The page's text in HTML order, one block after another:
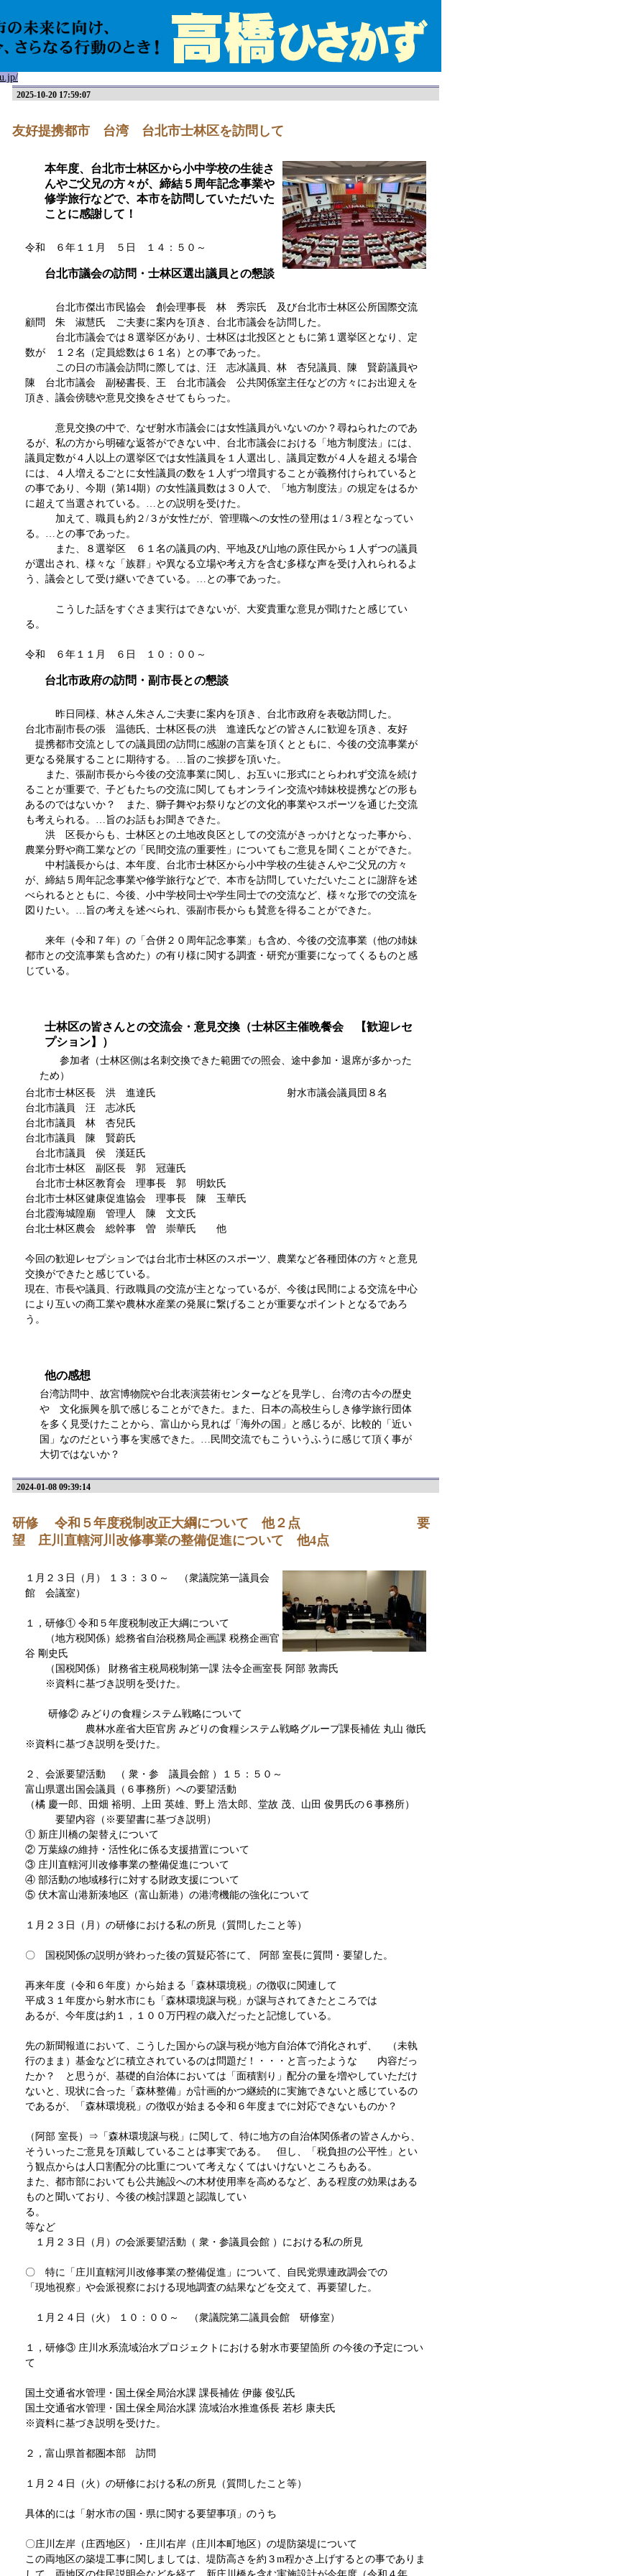
2025-10-20 17:59:07
友好提携都市 台湾 台北市士林区を訪問して
本年度、台北市士林区から小中学校の生徒さ
んやご父兄の方々が、締結５周年記念事業や
修学旅行などで、本市を訪問していただいた
ことに感謝して！
令和 ６年１１月 ５日 １４：５０～
台北市議会の訪問・士林区選出議員との懇談
台北市傑出市民協会 創会理事長 林 秀宗氏 及び台北市士林区公所国際交流
顧問 朱 淑慧氏 ご夫妻に案内を頂き、台北市議会を訪問した。
台北市議会では８選挙区があり、士林区は北投区とともに第１選挙区となり、定
数が １２名（定員総数は６１名）との事であった。
この日の市議会訪問に際しては、汪 志冰議員、林 杏兒議員、陳 賢蔚議員や
陳 台北市議会 副秘書長、王 台北市議会 公共関係室主任などの方々にお出迎えを
頂き、議会傍聴や意見交換をさせてもらった。
意見交換の中で、なぜ射水市議会には女性議員がいないのか？尋ねられたのであ
るが、私の方から明確な返答ができない中、台北市議会における「地方制度法」には、
議員定数が４人以上の選挙区では女性議員を１人選出し、議員定数が４人を超える場合
には、４人増えるごとに女性議員の数を１人ずつ増員することが義務付けられていると
の事であり、今期（第14期）の女性議員数は３０人で、「地方制度法」の規定をはるか
に超えて当選されている。…との説明を受けた。
加えて、職員も約２/３が女性だが、管理職への女性の登用は１/３程となってい
る。…との事であった。
また、８選挙区 ６１名の議員の内、平地及び山地の原住民から１人ずつの議員
が選出され、様々な「族群」や異なる立場や考え方を含む多様な声を受け入れられるよ
う、議会として受け継いできている。…との事であった。
こうした話をすぐさま実行はできないが、大変貴重な意見が聞けたと感じてい
る。
令和 ６年１１月 ６日 １０：００～
台北市政府の訪問・副市長との懇談
昨日同様、林さん朱さんご夫妻に案内を頂き、台北市政府を表敬訪問した。
台北市副市長の張 温徳氏、士林区長の洪 進達氏などの皆さんに歓迎を頂き、友好
提携都市交流としての議員団の訪問に感謝の言葉を頂くとともに、今後の交流事業が
更なる発展することに期待する。…旨のご挨拶を頂いた。
また、張副市長から今後の交流事業に関し、お互いに形式にとらわれず交流を続け
ることが重要で、子どもたちの交流に関してもオンライン交流や姉妹校提携などの形も
あるのではないか？ また、獅子舞やお祭りなどの文化的事業やスポーツを通じた交流
も考えられる。…旨のお話もお聞きできた。
洪 区長からも、士林区との土地改良区としての交流がきっかけとなった事から、
農業分野や商工業などの「民間交流の重要性」についてもご意見を聞くことができた。
中村議長からは、本年度、台北市士林区から小中学校の生徒さんやご父兄の方々
が、締結５周年記念事業や修学旅行などで、本市を訪問していただいたことに謝辞を述
べられるとともに、今後、小中学校同士や学生同士での交流など、様々な形での交流を
図りたい。…旨の考えを述べられ、張副市長からも賛意を得ることができた。
来年（令和７年）の「合併２０周年記念事業」も含め、今後の交流事業（他の姉妹
都市との交流事業も含めた）の有り様に関する調査・研究が重要になってくるものと感
じている。
士林区の皆さんとの交流会・意見交換（士林区主催晩餐会 【歓迎レセ
プション】）
参加者（士林区側は名刺交換できた範囲での照会、途中参加・退席が多かった
ため）
台北市士林区長 洪 進達氏 射水市議会議員団８名
台北市議員 汪 志冰氏
台北市議員 林 杏兒氏
台北市議員 陳 賢蔚氏
台北市議員 侯 漢廷氏
台北市士林区 副区長 郭 冠蓮氏
台北市士林区教育会 理事長 郭 明欽氏
台北市士林区健康促進協会 理事長 陳 玉華氏
台北霞海城隍廟 管理人 陳 文文氏
台北士林区農会 総幹事 曽 崇華氏 他
今回の歓迎レセプションでは台北市士林区のスポーツ、農業など各種団体の方々と意見
交換ができたと感じている。
現在、市長や議員、行政職員の交流が主となっているが、今後は民間による交流を中心
により互いの商工業や農林水産業の発展に繋げることが重要なポイントとなるであろ
う。
他の感想
台湾訪問中、故宮博物院や台北表演芸術センターなどを見学し、台湾の古今の歴史
や 文化振興を肌で感じることができた。また、日本の高校生らしき修学旅行団体
を多く見受けたことから、富山から見れば「海外の国」と感じるが、比較的「近い
国」なのだという事を実感できた。…民間交流でもこういうふうに感じて頂く事が
大切ではないか？
2024-01-08 09:39:14
研修 令和５年度税制改正大綱について 他２点 要
望 庄川直轄河川改修事業の整備促進について 他4点
１月２３日（月） １３：３０～ （衆議院第一議員会
館 会議室）
１，研修① 令和５年度税制改正大綱について
（地方税関係）総務省自治税務局企画課 税務企画官
谷 剛史氏
（国税関係） 財務省主税局税制第一課 法令企画室長 阿部 敦壽氏
※資料に基づき説明を受けた。
研修② みどりの食糧システム戦略について
農林水産省大臣官房 みどりの食糧システム戦略グループ課長補佐 丸山 徹氏
※資料に基づき説明を受けた。
２、会派要望活動 （ 衆・参 議員会館 ）１５：５０～
富山県選出国会議員（６事務所）への要望活動
（橘 慶一郎、田畑 裕明、上田 英雄、野上 浩太郎、堂故 茂、山田 俊男氏の６事務所）
要望内容（※要望書に基づき説明）
① 新庄川橋の架替えについて
② 万葉線の維持・活性化に係る支援措置について
③ 庄川直轄河川改修事業の整備促進について
④ 部活動の地域移行に対する財政支援について
⑤ 伏木富山港新湊地区（富山新港）の港湾機能の強化について
１月２３日（月）の研修における私の所見（質問したこと等）
〇 国税関係の説明が終わった後の質疑応答にて、 阿部 室長に質問・要望した。
再来年度（令和６年度）から始まる「森林環境税」の徴収に関連して
平成３１年度から射水市にも「森林環境譲与税」が譲与されてきたところでは
あるが、今年度は約１，１００万円程の歳入だったと記憶している。
先の新聞報道において、こうした国からの譲与税が地方自治体で消化されず、 （未執
行のまま）基金などに積立されているのは問題だ！・・・と言ったような 内容だっ
たか？ と思うが、基礎的自治体においては「面積割り」配分の量を増やしていただけ
ないと、現状に合った「森林整備」が計画的かつ継続的に実施できないと感じているの
であるが、「森林環境税」の徴収が始まる令和６年度までに対応できないものか？
（阿部 室長）⇒「森林環境譲与税」に関して、特に地方の自治体関係者の皆さんから、
そういったご意見を頂戴していることは事実である。 但し、「税負担の公平性」とい
う観点からは人口割配分の比重について考えなくてはいけないところもある。
また、都市部においても公共施設への木材使用率を高めるなど、ある程度の効果はある
ものと聞いており、今後の検討課題と認識してい
る。
等など
１月２３日（月）の会派要望活動（ 衆・参議員会館 ）における私の所見
〇 特に「庄川直轄河川改修事業の整備促進」について、自民党県連政調会での
「現地視察」や会派視察における現地調査の結果などを交えて、再要望した。
１月２４日（火） １０：００～ （衆議院第二議員会館 研修室）
１，研修③ 庄川水系流域治水プロジェクトにおける射水市要望箇所 の今後の予定につい
て
国土交通省水管理・国土保全局治水課 課長補佐 伊藤 俊弘氏
国土交通省水管理・国土保全局治水課 流域治水推進係長 若杉 康夫氏
※資料に基づき説明を受けた。
２，富山県首都圏本部 訪問
１月２４日（火）の研修における私の所見（質問したこと等）
具体的には「射水市の国・県に関する要望事項」のうち
〇庄川左岸（庄西地区）・庄川右岸（庄川本町地区）の堤防築堤について
この両地区の築堤工事に関しましては、堤防高さを約３m程かさ上げするとの事でありま